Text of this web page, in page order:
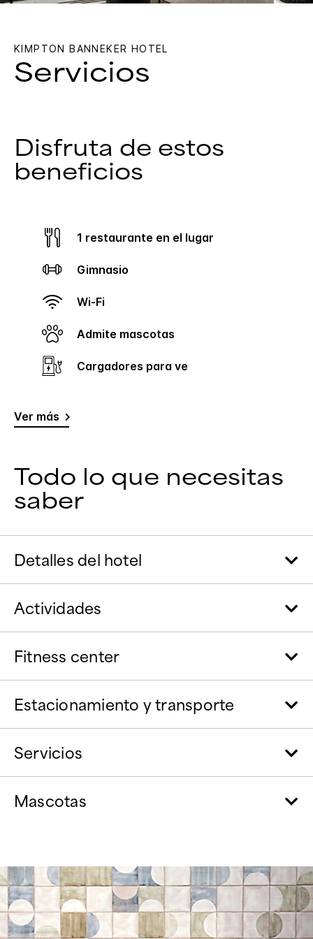
KIMPTON BANNEKER HOTEL
Servicios
Disfruta de estos
beneficios
1 restaurante en el lugar
Gimnasio
Wi-Fi
Admite mascotas
Cargadores para ve
Ver más
Todo lo que necesitas
saber
Detalles del hotel
Actividades
Fitness center
Estacionamiento y transporte
Servicios
Mascotas